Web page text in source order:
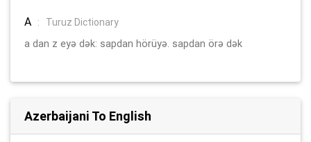
A :
Turuz Dictionary
a dan z eyə dək: sapdan hörüyə. sapdan örə dək
Azerbaijani To English